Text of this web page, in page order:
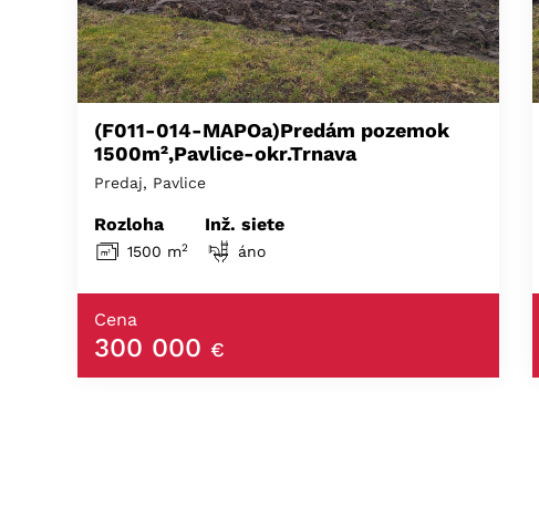
(F011-014-MAPOa)Predám pozemok
1500m²,Pavlice-okr.Trnava
Predaj, Pavlice
Rozloha
1500 m2
Inž. siete
áno
Cena
300 000 €